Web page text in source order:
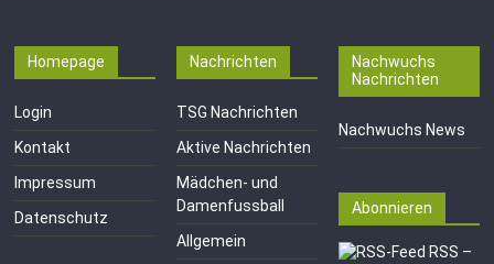
Homepage
Login
Kontakt
Impressum
Datenschutz
Nachrichten
TSG Nachrichten
Aktive Nachrichten
Mädchen- und
Damenfussball
Allgemein
Nachwuchs
Nachrichten
Nachwuchs News
Abonnieren
RSS –